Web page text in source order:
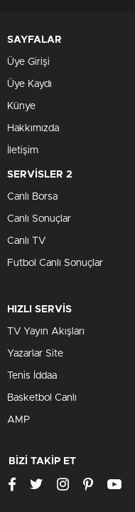
SAYFALAR
Üye Girişi
Üye Kaydı
Künye
Hakkımızda
İletişim
SERVİSLER 2
Canlı Borsa
Canlı Sonuçlar
Canlı TV
Futbol Canlı Sonuçlar
HIZLI SERVİS
TV Yayın Akışları
Yazarlar Site
Tenis İddaa
Basketbol Canlı
AMP
BİZİ TAKİP ET